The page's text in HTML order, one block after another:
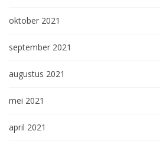
oktober 2021
september 2021
augustus 2021
mei 2021
april 2021